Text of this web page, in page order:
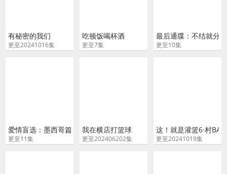
有秘密的我们
更至20241016集
吃顿饭喝杯酒
更至7集
最后通牒：不结就分
更至10集
爱情盲选：墨西哥篇
更至11集
我在横店打篮球
更至202406202集
这！就是灌篮6·村BA
更至20241019集